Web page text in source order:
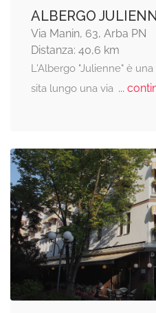
ALBERGO
Via Manin, 63, Arba PN
Distanza: 40,6 km
L'Albergo "Julienne" è
sita lungo una via ...